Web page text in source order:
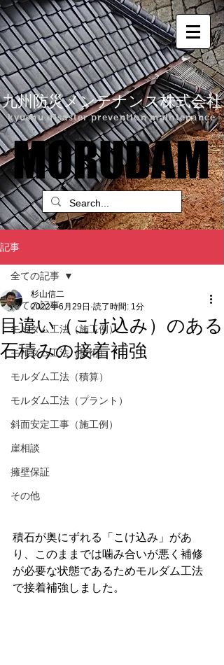
九州防災メンテナンス株式会社
kyushu disaster prevention maintenance
MORUDAM
MORUDAM
記事
全ての記事
モルダム工法（施工例）
モルダム工法（技術）
モルダム工法（積算）
モルダム工法（プラント）
斜面安定工事（施工例）
崖相談
擁壁保証
その他
全ての記事
目違い（こけ込み）のある
石積みの接着補強
杉山信二
2022年6月29日 読了時間: 1分
積石が奥にずれる「こけ込み」があ
り、このままでは噛み合いが悪く補修
が必要な状態であるためモルダム工法
で接着補強しました。